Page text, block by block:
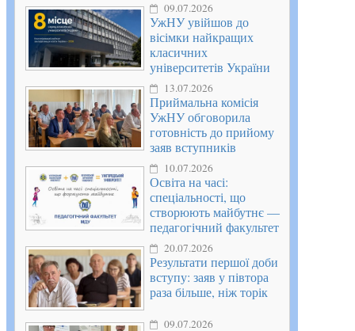
09.07.2026
УжНУ увійшов до
вісімки найкращих
класичних
університетів України
13.07.2026
Приймальна комісія
УжНУ обговорила
готовність до прийому
заяв вступників
10.07.2026
Освіта на часі:
спеціальності, що
створюють майбутнє —
педагогічний факультет
20.07.2026
Результати першої доби
вступу: заяв у півтора
раза більше, ніж торік
09.07.2026